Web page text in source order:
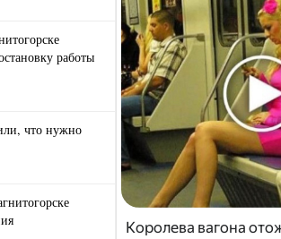
работы
что нужно
Королева вагона